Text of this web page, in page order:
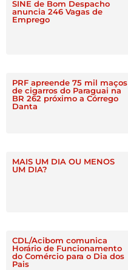
SINE de Bom Despacho
anuncia 246 Vagas de
Emprego
PRF apreende 75 mil maços
de cigarros do Paraguai na
BR 262 próximo a Córrego
Danta
MAIS UM DIA OU MENOS
UM DIA?
CDL/Acibom comunica
Horário de Funcionamento
do Comércio para o Dia dos
Pais